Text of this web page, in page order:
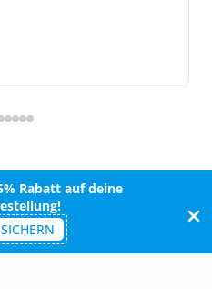
Rabatt auf deine